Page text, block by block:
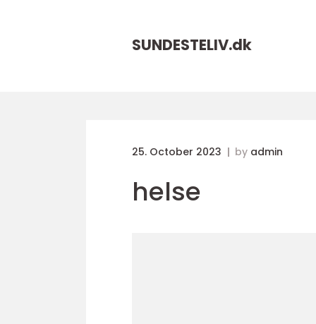
SUNDESTELIV.dk
25. October 2023 by admin
helse